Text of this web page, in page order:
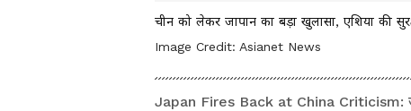
चीन को लेकर जापान का बड़ा खुलासा, एशिया की
Image Credit: Asianet News
Japan Fires Back at China Criticism: